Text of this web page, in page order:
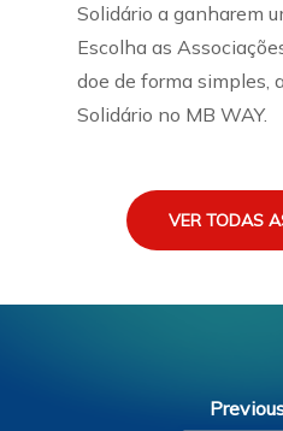
Solidário a ganharem
Escolha as
doe de forma simples,
Solidário no MB WAY.
VER TODAS